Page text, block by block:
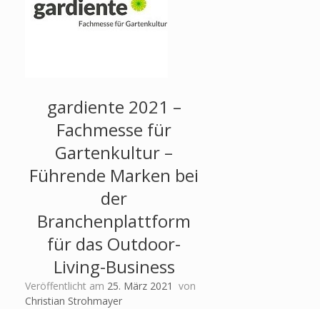
gardiente 2021 –
Fachmesse für
Gartenkultur –
Führende Marken bei
der
Branchenplattform
für das Outdoor-
Living-Business
Veröffentlicht am 25. März 2021 von
Christian Strohmayer